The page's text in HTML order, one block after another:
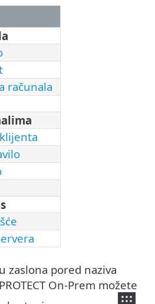
računala
zaslona pored naziva
On-Prem možete